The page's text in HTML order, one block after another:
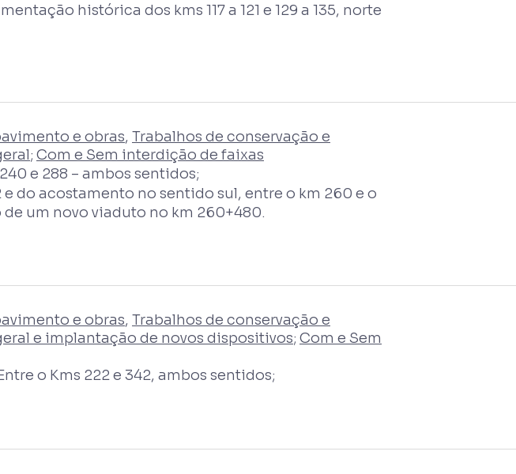
histórica dos kms 117 a 121 e 129 a 135, norte
e obras, Trabalhos de conservação e
; Com e Sem interdição de faixas
e 288 – ambos sentidos;
do acostamento no sentido sul, entre o km 260 e o
um novo viaduto no km 260+480.
e obras, Trabalhos de conservação e
e implantação de novos dispositivos; Com e Sem
o Kms 222 e 342, ambos sentidos;